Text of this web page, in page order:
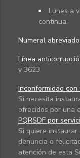
Lunes a
continua.
Numeral abreviado:
Línea
y 3623
Inconformidad
Si necesita
ofrecidos por una
PQRSDF por
Si quiere instaurar
denuncia o
atención de esta